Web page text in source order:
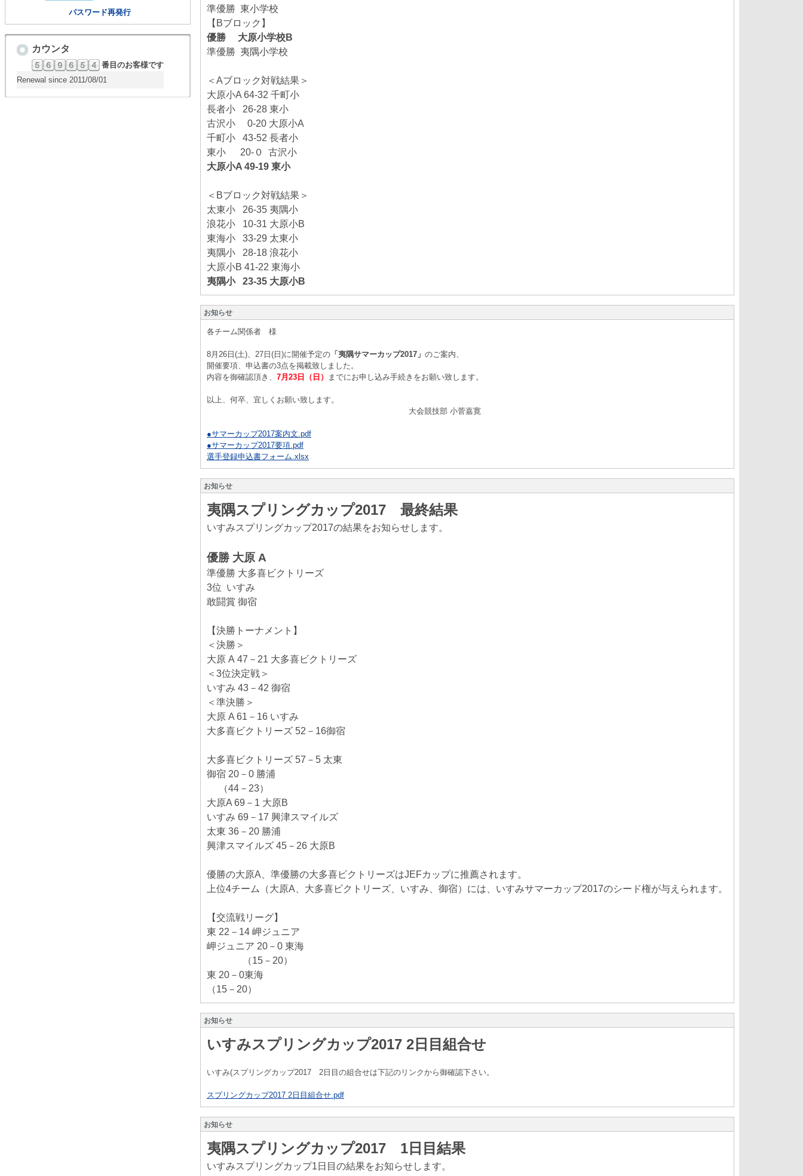
パスワード再発行
カウンタ
番目のお客様です
Renewal since 2011/08/01
準優勝 東小学校
【Bブロック】
優勝 大原小学校B
準優勝 夷隅小学校
＜Aブロック対戦結果＞
大原小A 64-32 千町小
長者小 26-28 東小
古沢小 0-20 大原小A
千町小 43-52 長者小
東小 20-０ 古沢小
大原小A 49-19 東小
＜Bブロック対戦結果＞
太東小 26-35 夷隅小
浪花小 10-31 大原小B
東海小 33-29 太東小
夷隅小 28-18 浪花小
大原小B 41-22 東海小
夷隅小 23-35 大原小B
お知らせ
各チーム関係者 様
8月26日(土)、27日(日)に開催予定の 「夷隅サマーカップ2017」 のご案内、
開催要項、申込書の3点を掲載致しました。
内容を御確認頂き、 7月23日（日） までにお申し込み手続きをお願い致します。
以上、何卒、宜しくお願い致します。
大会競技部 小菅嘉寛
●サマーカップ2017案内文.pdf
●サマーカップ2017要項.pdf
選手登録申込書フォーム.xlsx
お知らせ
夷隅スプリングカップ2017 最終結果
いすみスプリングカップ2017の結果をお知らせします。
優勝 大原 A
準優勝 大多喜ビクトリーズ
3位 いすみ
敢闘賞 御宿
【決勝トーナメント】
＜決勝＞
大原 A 47－21 大多喜ビクトリーズ
＜3位決定戦＞
いすみ 43－42 御宿
＜準決勝＞
大原 A 61－16 いすみ
大多喜ビクトリーズ 52－16御宿
大多喜ビクトリーズ 57－5 太東
御宿 20－0 勝浦
（44－23）
大原A 69－1 大原B
いすみ 69－17 興津スマイルズ
太東 36－20 勝浦
興津スマイルズ 45－26 大原B
優勝の大原A、準優勝の大多喜ビクトリーズはJEFカップに推薦されます。
上位4チーム（大原A、大多喜ビクトリーズ、いすみ、御宿）には、いすみサマーカップ2017のシード権が与えられます。
【交流戦リーグ】
東 22－14 岬ジュニア
岬ジュニア 20－0 東海
（15－20）
東 20－0東海
（15－20）
お知らせ
いすみスプリングカップ2017 2日目組合せ
いすみ(スプリングカップ2017 2日目の組合せは下記のリンクから御確認下さい。
スプリングカップ2017 2日目組合せ.pdf
お知らせ
夷隅スプリングカップ2017 1日目結果
いすみスプリングカップ1日目の結果をお知らせします。